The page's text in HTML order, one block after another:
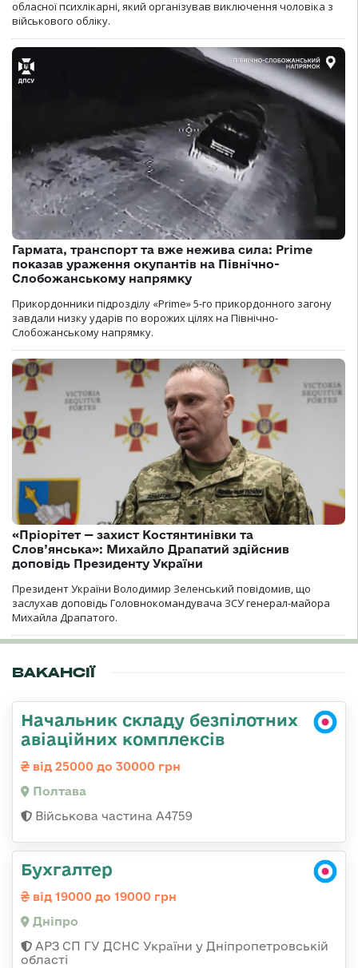
обласної психлікарні, який організував виключення чоловіка з
військового обліку.
Гармата, транспорт та вже нежива сила: Prime
показав ураження окупантів на Північно-
Слобожанському напрямку
Прикордонники підрозділу «Prime» 5-го прикордонного загону
завдали низку ударів по ворожих цілях на Північно-
Слобожанському напрямку.
«Пріорітет — захист Костянтинівки та
Слов’янська»: Михайло Драпатий здійснив
доповідь Президенту України
Президент України Володимир Зеленський повідомив, що
заслухав доповідь Головнокомандувача ЗСУ генерал-майора
Михайла Драпатого.
ВАКАНСІЇ
Начальник складу безпілотних
авіаційних комплексів
від 25000 до 30000 грн
Полтава
Військова частина А4759
Бухгалтер
від 19000 до 19000 грн
Дніпро
АРЗ СП ГУ ДСНС України у Дніпропетровській
області